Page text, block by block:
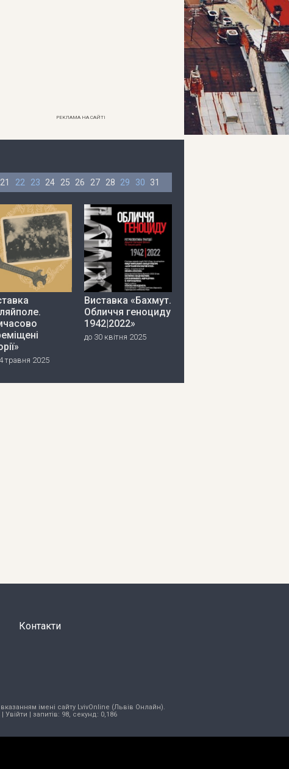
РЕКЛАМА НА САЙТІ
21 22 23 24 25 26 27 28 29 30 31
травня 2025
Виставка «Бахмут.
Обличчя геноциду
1942|2022»
до 30 квітня 2025
Контакти
імені сайту LvivOnline (Львів Онлайн).
| Увійти | запитів: 98, секунд: 0,186